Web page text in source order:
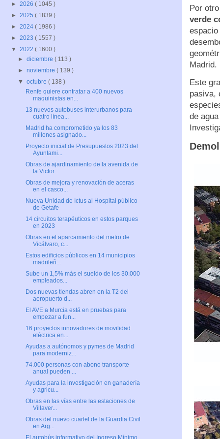
Por
verde
Madrid.
Este
pasiva,
de
► 2026 ( 1045 )
► 2025 ( 1839 )
► 2024 ( 1986 )
► 2023 ( 1557 )
▼ 2022 ( 1600 )
►diciembre( 113 )
►noviembre( 139 )
▼octubre( 138 )
Renfe quiere contratar a 400 nuevos
maquinistas en...
13 nuevos autobuses interurbanos para
cuatro línea...
Madrid ha comprometido ya los 83
millones asignado...
Proyecto inicial de Presupuestos 2023 del
Ayuntami...
Obras de ajardinamiento de la avenida de
la Victor...
Obras de mejora y renovación de aceras
en el casco...
Nueva Unidad de Ictus al Hospital público
de Getafe
14 circuitos terapéuticos en estos parques
en 2023
Obras en el aparcamiento del metro de
Vicálvaro, c...
Estos edificios públicos en 14 municipios
madrileñ...
Sube un 1,5% más el sueldo de los 30.000
empleados...
Dos nuevas tiendas abren en la T2 del
aeropuerto d...
El AVE a Murcia está en pruebas para
empezar a fun...
16 proyectos innovadores de movilidad
eléctrica en...
Ayudas a autónomos y pymes de Madrid
para moderniz...
74.000 personas con abono transporte
anual pueden ...
Ayudas para la investigación en ganadería
y agricu...
Obras en las vías entre las estaciones de
Villaver...
Obras del nuevo cuartel de la Guardia Civil
en Arg...